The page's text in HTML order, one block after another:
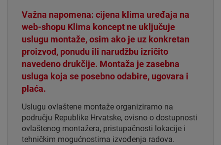
Važna napomena: cijena klima uređaja na
web-shopu Klima koncept ne uključuje
uslugu montaže, osim ako je uz konkretan
proizvod, ponudu ili narudžbu izričito
navedeno drukčije. Montaža je zasebna
usluga koja se posebno odabire, ugovara i
plaća.
Uslugu ovlaštene montaže organiziramo na
području Republike Hrvatske, ovisno o dostupnosti
ovlaštenog montažera, pristupačnosti lokacije i
tehničkim mogućnostima izvođenja radova.